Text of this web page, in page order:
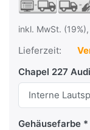
inkl. MwSt. (19%),
Lieferzeit:
Chapel 227
Gehäusefarbe